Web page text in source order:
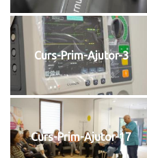
Curs-Prim-Ajutor-3
Curs-Prim-Ajutor-17